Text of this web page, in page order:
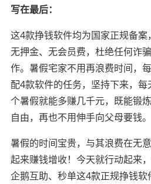
写在最后：
这4款挣钱软件均为国家正规备案
无押金、无会员费，杜绝任何诈
作。暑假宅家不用再浪费时间，
配4款软件的任务，坚持下来，
个暑假就能多赚几千元，既能锻
自由，再也不用伸手向父母要钱。
暑假的时间宝贵，与其浪费在无
起来赚钱增收！今天就行动起来
企鹅互助、秒单这4款正规挣钱